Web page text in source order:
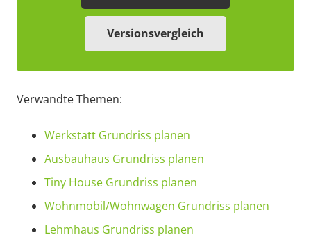
Versionsvergleich
Verwandte Themen:
Werkstatt Grundriss planen
Ausbauhaus Grundriss planen
Tiny House Grundriss planen
Wohnmobil/Wohnwagen Grundriss planen
Lehmhaus Grundriss planen